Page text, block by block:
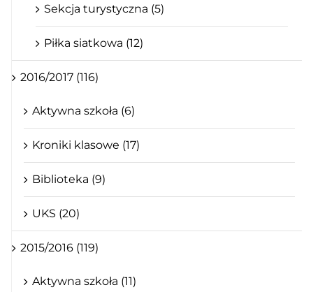
Sekcja turystyczna (5)
Piłka siatkowa (12)
2016/2017 (116)
Aktywna szkoła (6)
Kroniki klasowe (17)
Biblioteka (9)
UKS (20)
2015/2016 (119)
Aktywna szkoła (11)